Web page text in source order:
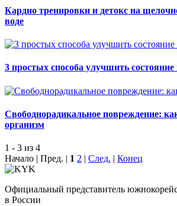
Кардио тренировки и детокс на
воде
3 простых способа улучшить
Свободнорадикальное повреждение:
организм
1 - 3 из 4
Начало | Пред. | 1 2 | След. | Конец
Официальный представитель
в России